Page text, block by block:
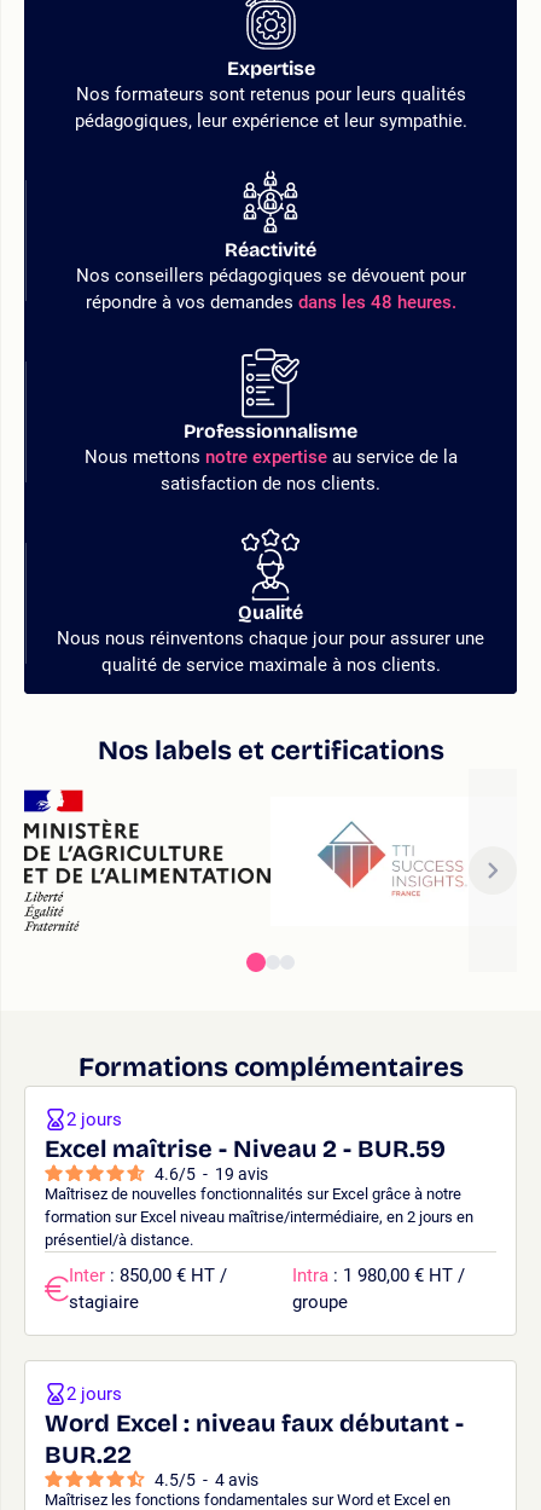
Expertise
Nos formateurs sont retenus pour leurs qualités
pédagogiques, leur expérience et leur sympathie.
Réactivité
Nos conseillers pédagogiques se dévouent pour
répondre à vos demandes dans les 48 heures.
Professionnalisme
Nous mettons notre expertiseau service de la
satisfaction de nos clients.
Qualité
Nous nous réinventons chaque jour pour assurer une
qualité de service maximale à nos clients.
Nos labels et certifications
Formations complémentaires
Excel maîtrise - Niveau 2 - BUR.59
4.6/5 - 19 avis
Maîtrisez de nouvelles fonctionnalités sur Excel grâce à notre
formation sur Excel niveau maîtrise/intermédiaire, en 2 jours en
présentiel/à distance.
2 jours
Inter : 850,00 € HT /
stagiaire
Intra : 1 980,00 € HT /
groupe
Word Excel : niveau faux débutant -
BUR.22
4.5/5 - 4avis
Maîtrisez les fonctions fondamentales sur Word et Excel en
2 jours